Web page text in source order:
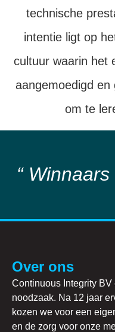
technische
intentie ligt op
cultuur waarin het
aangemoedigd
om te
“
Over ons
Continuous Integrity
noodzaak. Na 12 jaar
kozen we voor een
en de zorg voor onze